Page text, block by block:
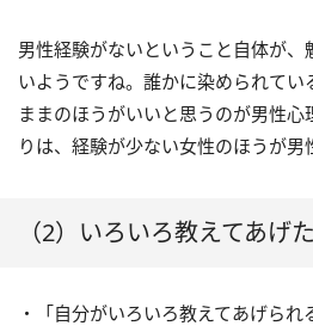
男性経験がないということ自体が、
いようですね。誰かに染められて
ままのほうがいいと思うのが男性心
りは、経験が少ない女性のほうが男
（2）いろいろ教えてあげ
・「自分がいろいろ教えてあげら